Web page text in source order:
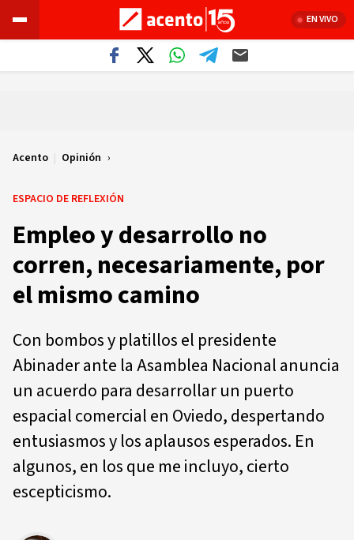
EN VIVO
Acento | Opinión
ESPACIO DE REFLEXIÓN
Empleo y desarrollo no
corren, necesariamente, por
el mismo camino
Con bombos y platillos el presidente
Abinader ante la Asamblea Nacional anuncia
un acuerdo para desarrollar un puerto
espacial comercial en Oviedo, despertando
entusiasmos y los aplausos esperados. En
algunos, en los que me incluyo, cierto
escepticismo.